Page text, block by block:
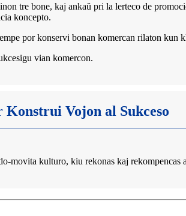
tre bone, kaj ankaŭ pri la lerteco de
koncepto.
por konservi bonan komercan rilaton kun
vian komercon.
Vojon al Sukceso
movita kulturo, kiu rekonas kaj rekompencas